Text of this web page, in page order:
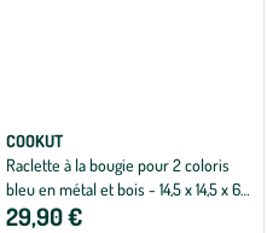
COOKUT
Raclette à la bougie pour 2 coloris
bleu en métal et bois - 14,5 x 14,5 x 6
cm
29,90 €